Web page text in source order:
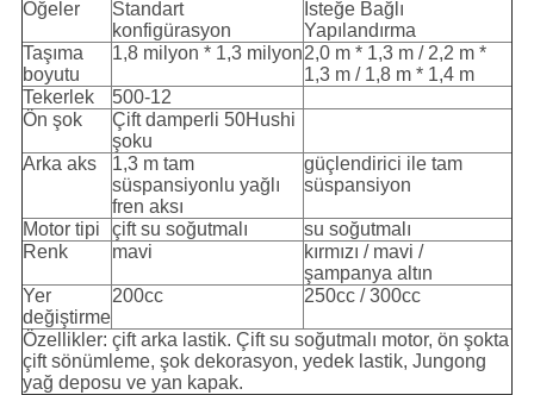
Öğeler
Standart
konfigürasyon
İsteğe Bağlı
Yapılandırma
Taşıma
boyutu
1,8 milyon * 1,3 milyon2,0 m * 1,3 m / 2,2 m *
1,3 m / 1,8 m * 1,4 m
Tekerlek
500-12
Ön şok
Çift damperli 50Hushi
şoku
Arka aks
1,3 m tam
süspansiyonlu yağlı
fren aksı
güçlendirici ile tam
süspansiyon
Motor tipi çift ​​su soğutmalı
su soğutmalı
Renk
mavi
kırmızı / mavi /
şampanya altın
Yer
değiştirme
200cc 250cc / 300cc
Özellikler: çift arka lastik. Çift su soğutmalı motor, ön şokta
çift sönümleme, şok dekorasyon, yedek lastik, Jungong
yağ deposu ve yan kapak.